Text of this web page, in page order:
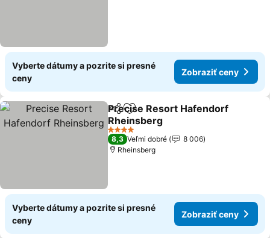
Vyberte dátumy a pozrite si presné
ceny
Zobraziť ceny
ZdieľaťPridať do obľúbených
Precise Resort Hafendorf
Rheinsberg
Zobraziť ceny
4 Počet hviezdičiek
8,3 Veľmi dobré
8 006
Rheinsberg
Vyberte dátumy a pozrite si presné
ceny
Zobraziť ceny